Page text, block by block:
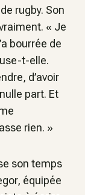
rugby. Son
« Je
bourrée de
t-elle.
d’avoir
part. Et
rien. »
son temps
équipée